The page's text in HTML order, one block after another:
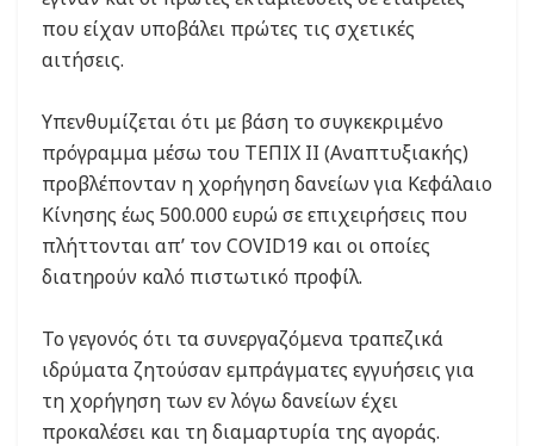
που είχαν υποβάλει πρώτες τις σχετικές
αιτήσεις.
Υπενθυμίζεται ότι με βάση το συγκεκριμένο
πρόγραμμα μέσω του ΤΕΠΙΧ ΙΙ (Αναπτυξιακής)
προβλέπονταν η χορήγηση δανείων για Κεφάλαιο
Κίνησης έως 500.000 ευρώ σε επιχειρήσεις που
πλήττονται απ’ τον COVID19 και οι οποίες
διατηρούν καλό πιστωτικό προφίλ.
Το γεγονός ότι τα συνεργαζόμενα τραπεζικά
ιδρύματα ζητούσαν εμπράγματες εγγυήσεις για
τη χορήγηση των εν λόγω δανείων έχει
προκαλέσει και τη διαμαρτυρία της αγοράς.